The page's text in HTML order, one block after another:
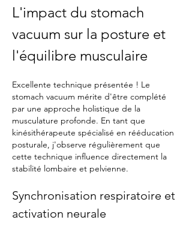
L'impact du stomach
vacuum sur la posture et
l'équilibre musculaire
Excellente technique présentée ! Le
stomach vacuum mérite d'être complété
par une approche holistique de la
musculature profonde. En tant que
kinésithérapeute spécialisé en rééducation
posturale, j'observe régulièrement que
cette technique influence directement la
stabilité lombaire et pelvienne.
Synchronisation respiratoire et
activation neurale